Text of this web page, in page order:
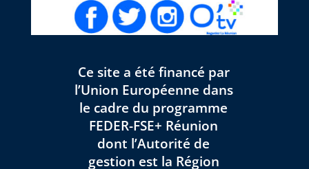
Ce site a été financé par
l’Union Européenne dans
le cadre du programme
FEDER-FSE+ Réunion
dont l’Autorité de
gestion est la Région